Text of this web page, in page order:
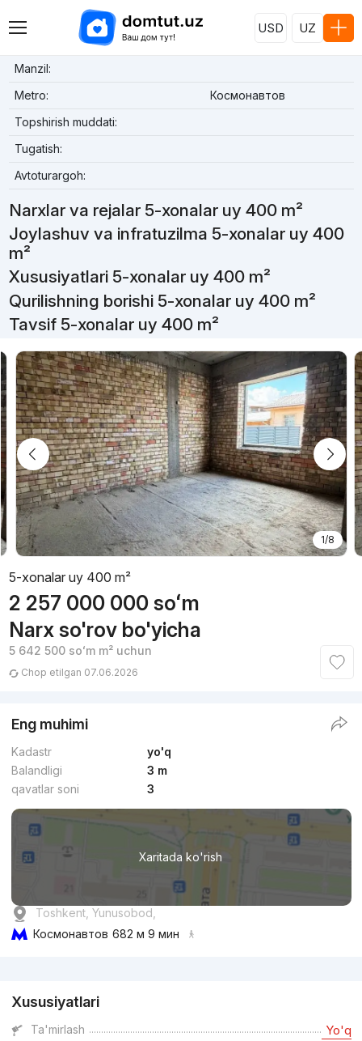
USD UZ
Manzil:
Metro:
Космонавтов
Topshirish muddati:
Tugatish:
Avtoturargoh:
Narxlar va rejalar 5-xonalar uy 400 m²
Joylashuv va infratuzilma 5-xonalar uy 400
m²
Xususiyatlari 5-xonalar uy 400 m²
Qurilishning borishi 5-xonalar uy 400 m²
Tavsif 5-xonalar uy 400 m²
1/8
5-xonalar uy 400 m²
2 257 000 000 soʻm
Narx so'rov bo'yicha
5 642 500 soʻmm² uchun
Chop etilgan 07.06.2026
Eng muhimi
Kadastr
yo'q
Balandligi
3 m
qavatlar soni
3
Xaritada ko'rish
Toshkent, Yunusobod,
Космонавтов 682 м 9 мин
Xususiyatlari
Ta'mirlash Yo'q